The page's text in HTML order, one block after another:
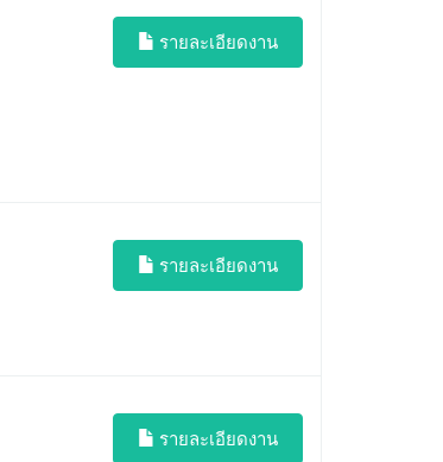
รายละเอียดงาน
รายละเอียดงาน
รายละเอียดงาน